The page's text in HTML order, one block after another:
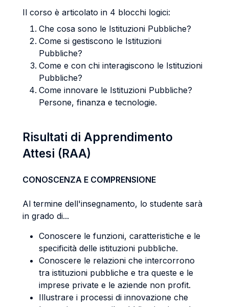
Il corso è articolato in 4 blocchi logici:
Che cosa sono le Istituzioni Pubbliche?
Come si gestiscono le Istituzioni
Pubbliche?
Come e con chi interagiscono le Istituzioni
Pubbliche?
Come innovare le Istituzioni Pubbliche?
Persone, finanza e tecnologie.
Risultati di Apprendimento
Attesi (RAA)
CONOSCENZA E COMPRENSIONE
Al termine dell'insegnamento, lo studente sarà
in grado di...
Conoscere le funzioni, caratteristiche e le
specificità delle istituzioni pubbliche.
Conoscere le relazioni che intercorrono
tra istituzioni pubbliche e tra queste e le
imprese private e le aziende non profit.
Illustrare i processi di innovazione che